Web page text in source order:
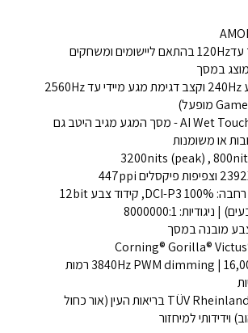
קצב ריענון מסך עד120Hz בהתאם ליישומים ומשחקים
במסך
קצב דגימת מגע 240Hz וקצב דגימת מגע מיידי עד 2560Hz
טכנולוגיית AI Wet Touch 2.0 - מסך המגע מגיב היטב גם
או משומנות
משרעת צבעים רחבה: DCI-P3 100%, קידוד צבע 12bit
מובנה במסך
הגנת הבהוב 3840Hz PWM dimming | 16,000 רמות
הסמכה לתקני TÜV Rheinland בריאות העין (אור כחול
וידידותי למיחזור